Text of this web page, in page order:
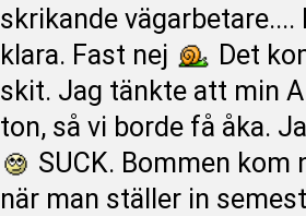
skrikande
klara. Fast nej
Det
skit. Jag tänkte att min
ton, så vi borde få åka.
SUCK. Bommen
när man ställer in